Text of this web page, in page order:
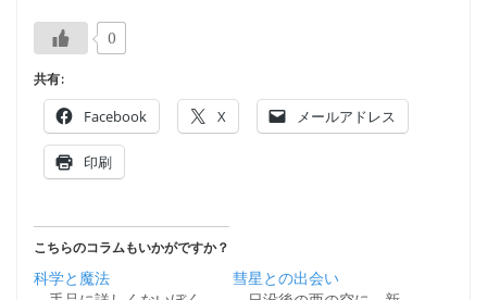
0
共有:
Facebook X メールアドレス
印刷
こちらのコラムもいかがですか？
科学と魔法
彗星との出会い